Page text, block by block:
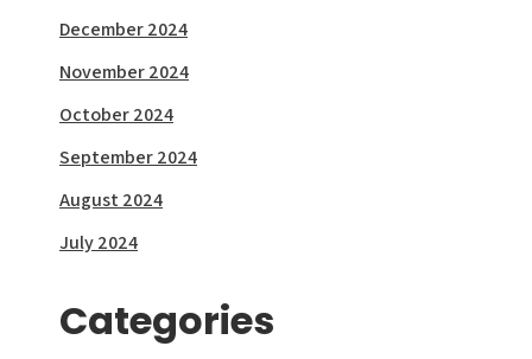
December 2024
November 2024
October 2024
September 2024
August 2024
July 2024
Categories